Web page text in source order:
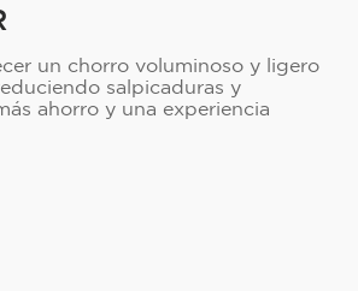
un chorro voluminoso y ligero
salpicaduras y
ahorro y una experiencia